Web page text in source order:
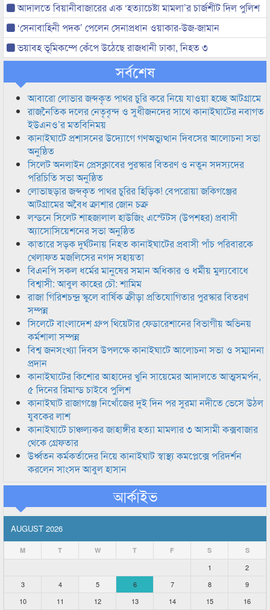
আদালতে বিয়ানীবাজারের এক ‘হত্যাচেষ্টা মামলা’র চার্জশীট দিল পুলিশ
‘সেনাবাহিনী পদক’ পেলেন সেনাপ্রধান ওয়াকার-উজ-জামান
ভয়াবহ ভূমিকম্পে কেঁপে উঠেছে রাজধানী ঢাকা, নিহত ৩
সর্বশেষ
আবারো লোভার জব্দকৃত পাথর চুরি করে নিয়ে যাওয়া হচ্ছে আটগ্রামে
রাজনৈতিক দলের নেতৃবৃন্দ ও সুধীজনদের সাথে কানাইঘাটের নবাগত
ইউএনও’র মতবিনিময়
কানাইঘাটে প্রশাসনের উদ্যোগে গণঅভ্যুত্থান দিবসের আলোচনা সভা
অনুষ্ঠিত
সিলেট অনলাইন প্রেসক্লাবের পুরস্কার বিতরণ ও নতুন সদস্যদের
পরিচিতি সভা অনুষ্ঠিত
লোভাছড়ার জব্দকৃত পাথর চুরির হিড়িক! বেপরোয়া জকিগঞ্জের
আটগ্রামের অবৈধ ক্রাশার জোন চক্র
লন্ডনে সিলেট শাহজালাল হাউজিং এস্টেটস (উপশহর) প্রবাসী
অ্যাসোসিয়েশনের সভা অনুষ্ঠিত
কাতারে সড়ক দুর্ঘটনায় নিহত কানাইঘাটের প্রবাসী পাঁচ পরিবারকে
খেলাফত মজলিসের নগদ সহায়তা
বিএনপি সকল ধর্মের মানুষের সমান অধিকার ও ধর্মীয় মুল্যবোধে
বিশ্বাসী: আবুল কাহের চৌ: শামিম
রাজা গিরিশচন্দ্র স্কুলে বার্ষিক ক্রীড়া প্রতিযোগিতার পুরস্কার বিতরণ
সম্পন্ন
সিলেটে বাংলাদেশ গ্রুপ থিয়েটার ফেডারেশানের বিভাগীয় অভিনয়
কর্মশালা সম্পন্ন
বিশ্ব জনসংখ্যা দিবস উপলক্ষে কানাইঘাটে আলোচনা সভা ও সম্মাননা
প্রদান
কানাইঘাটের কিশোর আহাদের খুনি সায়েমের আদালতে আত্মসমর্পন,
৫ দিনের রিমান্ড চাইবে পুলিশ
কানাইঘাট রাজাগঞ্জে নিখোঁজের দুই দিন পর সুরমা নদীতে ভেসে উঠল
যুবকের লাশ
কানাইঘাটে চাঞ্চল্যকর জাহাঙ্গীর হত্যা মামলার ৩ আসামী কক্সবাজার
থেকে গ্রেফতার
উর্ধ্বতন কর্মকর্তাদের নিয়ে কানাইঘাট স্বাস্থ্য কমপ্লেক্সে পরিদর্শন
করলেন সাংসদ আবুল হাসান
আর্কাইভ
AUGUST 2026
M T W T F S S
1
2
3
4 5 6 7 8
9
10
11 12 13 14 15 16